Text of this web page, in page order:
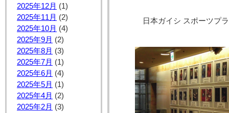
2025年12月 (1)
2025年11月 (2)
2025年10月 (4)
2025年9月 (2)
2025年8月 (3)
2025年7月 (1)
2025年6月 (4)
2025年5月 (1)
2025年4月 (2)
2025年2月 (3)
日本ガイシ スポーツプ